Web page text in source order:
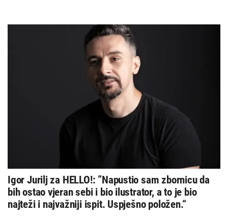
Igor Jurilj za HELLO!: ”Napustio sam zbornicu da
bih ostao vjeran sebi i bio ilustrator, a to je bio
najteži i najvažniji ispit. Uspješno položen.“